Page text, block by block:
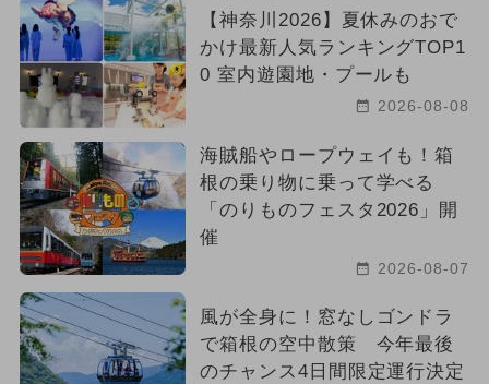
【神奈川2026】夏休みのおで
かけ最新人気ランキングTOP1
0 室内遊園地・プールも
2026-08-08
海賊船やロープウェイも！箱
根の乗り物に乗って学べる
「のりものフェスタ2026」開
催
2026-08-07
風が全身に！窓なしゴンドラ
で箱根の空中散策 今年最後
のチャンス4日間限定運行決定